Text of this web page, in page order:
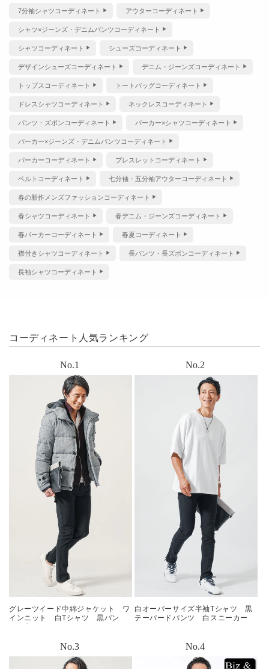
7分袖シャツコーディネート アウターコーディネート
シャツ×ジーンズ・デニムパンツコーディネート
シャツコーディネート シューズコーディネート
デザインシューズコーディネート デニム・ジーンズコーディネート
トップスコーディネート トートバッグコーディネート
ドレスシャツコーディネート ネックレスコーディネート
パンツ・ズボンコーディネート パーカー×シャツコーディネート
パーカー×ジーンズ・デニムパンツコーディネート
パーカーコーディネート ブレスレットコーディネート
ベルトコーディネート 七分袖・五分袖アウターコーディネート
春の新作メンズファッションコーディネート
春シャツコーディネート 春デニム・ジーンズコーディネート
春パーカーコーディネート 春夏コーディネート
襟付きシャツコーディネート 長パンツ・長ズボンコーディネート
長袖シャツコーディネート
コーディネート人気ランキング
グレーツイード中綿ジャケット ワ
インニット 白Tシャツ 黒パン
白オーバーサイズ半袖Tシャツ 黒
テーパードパンツ 白スニーカー